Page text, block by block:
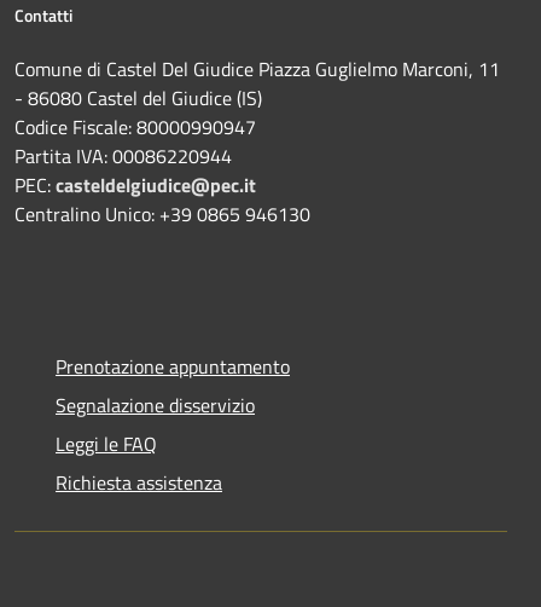
Contatti
Comune di Castel Del Giudice Piazza Guglielmo Marconi, 11
- 86080 Castel del Giudice (IS)
Codice Fiscale: 80000990947
Partita IVA: 00086220944
PEC:casteldelgiudice@pec.it
Centralino Unico: +39 0865 946130
Prenotazione appuntamento
Segnalazione disservizio
Leggi le FAQ
Richiesta assistenza